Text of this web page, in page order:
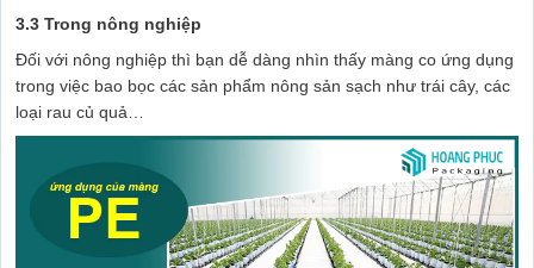
3.3 Trong nông nghiệp
Đối với nông nghiệp thì bạn dễ dàng nhìn thấy màng co ứng dụng
trong việc bao bọc các sản phẩm nông sản sạch như trái cây, các
loại rau củ quả…